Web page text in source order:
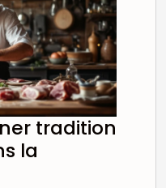
tradition
la